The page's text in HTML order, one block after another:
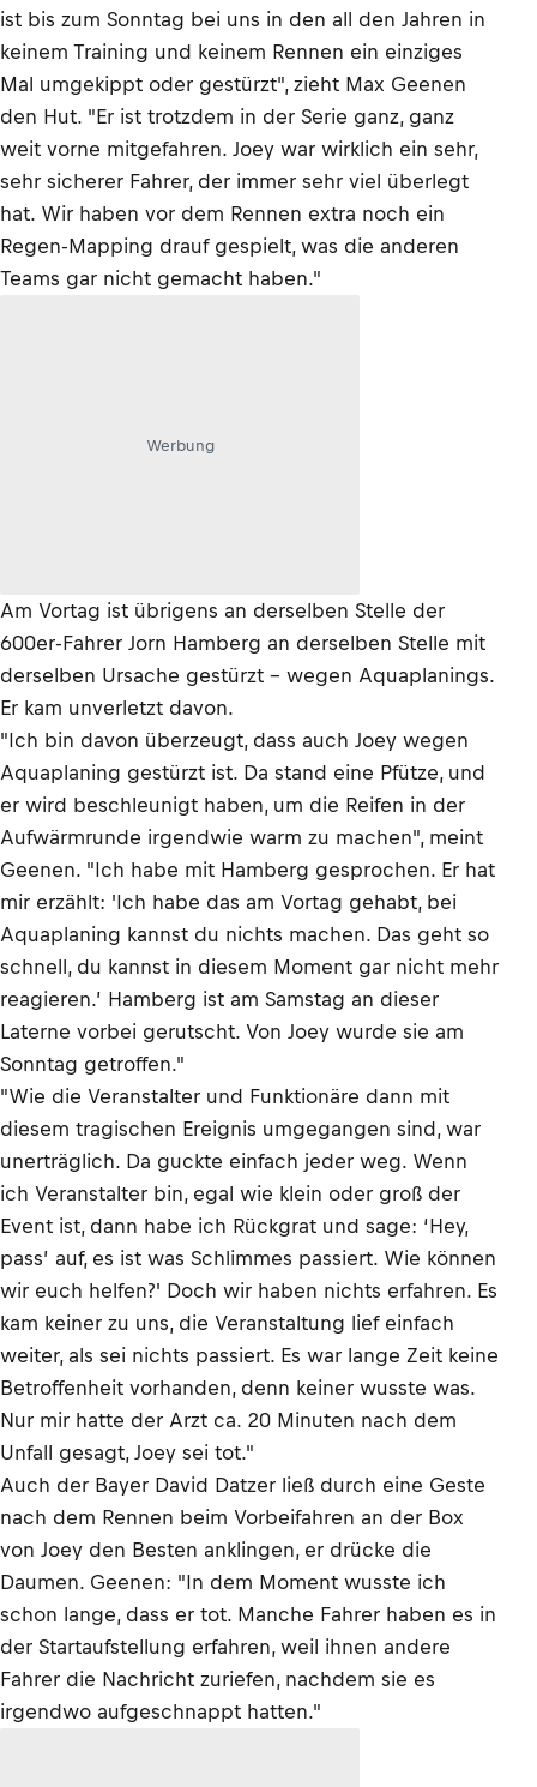
ist bis zum Sonntag bei uns in den all den Jahren in
keinem Training und keinem Rennen ein einziges
Mal umgekippt oder gestürzt", zieht Max Geenen
den Hut. "Er ist trotzdem in der Serie ganz, ganz
weit vorne mitgefahren. Joey war wirklich ein sehr,
sehr sicherer Fahrer, der immer sehr viel überlegt
hat. Wir haben vor dem Rennen extra noch ein
Regen-Mapping drauf gespielt, was die anderen
Teams gar nicht gemacht haben."
Werbung
Am Vortag ist übrigens an derselben Stelle der
600er-Fahrer Jorn Hamberg an derselben Stelle mit
derselben Ursache gestürzt – wegen Aquaplanings.
Er kam unverletzt davon.
"Ich bin davon überzeugt, dass auch Joey wegen
Aquaplaning gestürzt ist. Da stand eine Pfütze, und
er wird beschleunigt haben, um die Reifen in der
Aufwärmrunde irgendwie warm zu machen", meint
Geenen. "Ich habe mit Hamberg gesprochen. Er hat
mir erzählt: 'Ich habe das am Vortag gehabt, bei
Aquaplaning kannst du nichts machen. Das geht so
schnell, du kannst in diesem Moment gar nicht mehr
reagieren.’ Hamberg ist am Samstag an dieser
Laterne vorbei gerutscht. Von Joey wurde sie am
Sonntag getroffen."
"Wie die Veranstalter und Funktionäre dann mit
diesem tragischen Ereignis umgegangen sind, war
unerträglich. Da guckte einfach jeder weg. Wenn
ich Veranstalter bin, egal wie klein oder groß der
Event ist, dann habe ich Rückgrat und sage: ‘Hey,
pass’ auf, es ist was Schlimmes passiert. Wie können
wir euch helfen?' Doch wir haben nichts erfahren. Es
kam keiner zu uns, die Veranstaltung lief einfach
weiter, als sei nichts passiert. Es war lange Zeit keine
Betroffenheit vorhanden, denn keiner wusste was.
Nur mir hatte der Arzt ca. 20 Minuten nach dem
Unfall gesagt, Joey sei tot."
Auch der Bayer David Datzer ließ durch eine Geste
nach dem Rennen beim Vorbeifahren an der Box
von Joey den Besten anklingen, er drücke die
Daumen. Geenen: "In dem Moment wusste ich
schon lange, dass er tot. Manche Fahrer haben es in
der Startaufstellung erfahren, weil ihnen andere
Fahrer die Nachricht zuriefen, nachdem sie es
irgendwo aufgeschnappt hatten."